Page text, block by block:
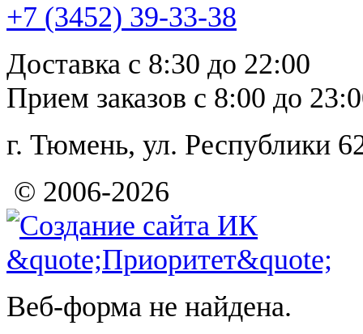
+7 (3452) 39-33-38
Доставка с 8:30 до 22:00
Прием заказов с 8:00 до
г. Тюмень, ул.
© 2006-2026
Веб-форма не найдена.